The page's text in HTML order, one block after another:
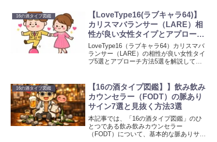
の言動が気になり、「これって脈あ
り？」と迷っている方は、相手の本音を
見極めるチェックポイントをぜひ確認し
てみてください。
16の酒タイプ図鑑
【LoveType16(ラブキャラ64)】
カリスマバランサー（LARE）相
性が良い女性タイプとアプローチ
方法
LoveType16（ラブキャラ64）カリスマバ
ランサー（LARE）の相性が良い女性タイ
プ5選とアプローチ方法5選を解説してい
る方はぜひ参考にして頂ければ幸いで
す。
16の酒タイプ図鑑
【16の酒タイプ図鑑】】飲み飲み
カウンセラー（FODT）の脈あり
サイン7選と見抜く方法3選
本記事では、「16の酒タイプ図鑑」のひ
とつである飲み飲みカウンセラー
（FODT）について、基本的な脈ありサイ